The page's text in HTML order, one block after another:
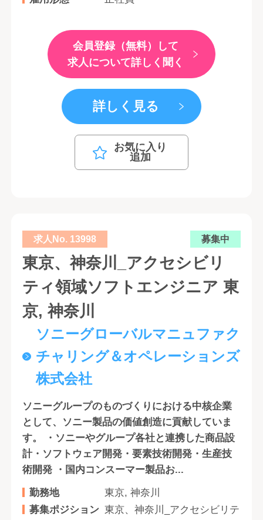
会員登録（無料）して
求人について詳しく聞く
詳しく見る
お気に入り
追加
求人No. 13998 募集中
東京、神奈川_アクセシビリ
ティ領域ソフトエンジニア 東
京, 神奈川
ソニーグローバルマニュファク
チャリング＆オペレーションズ
株式会社
ソニーグループのものづくりにおける中核企業
として、ソニー製品の価値創造に貢献していま
す。 ・ソニーやグループ各社と連携した商品設
計・ソフトウェア開発・要素技術開発・生産技
術開発 ・国内コンスーマー製品お...
勤務地
東京, 神奈川
募集ポジション 東京、神奈川_アクセシビリテ